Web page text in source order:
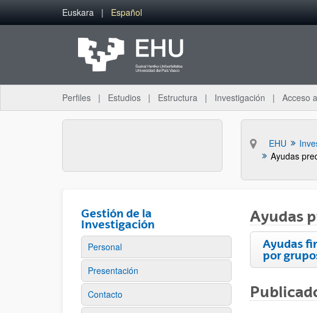
Saltar al contenido principal
Euskara Español
Perfiles Estudios Estructura Investigación Acceso
EHU
Ayudas
Gestión de la
Investigación
Personal
Presentación
Contacto
Ayudas
Ayudas
por